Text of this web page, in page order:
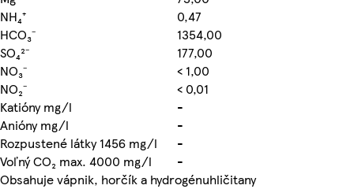
NH₄⁺
0,47
HCO₃⁻
1354,00
SO₄²⁻
177,00
NO₃⁻
< 1,00
NO₂⁻
< 0,01
Katióny mg/l
-
Anióny mg/l
-
Rozpustené látky 1456 mg/l
-
Voľný CO₂ max. 4000 mg/l
-
Obsahuje vápnik, horčík a hydrogénuhličitany